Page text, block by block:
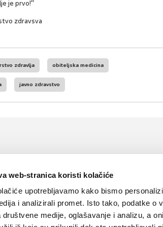
web-stranica koristi kolačiće
upotrebljavamo kako bismo
i analizirali promet. Isto tako, podatke o
društvene medije, oglašavanje i analizu, a
je prvo!“
zdravsva
zdravlja obiteljska medicina
javno zdravstvo